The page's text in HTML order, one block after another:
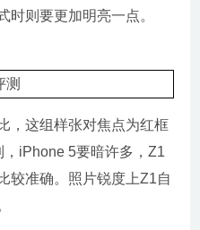
时则要更加明亮一点。
这组样张对焦点为红框
iPhone 5要暗许多，Z1
较准确。照片锐度上Z1自